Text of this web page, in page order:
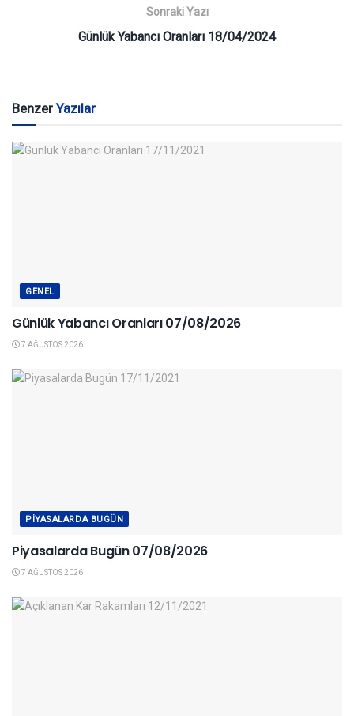
Sonraki Yazı
Günlük Yabancı Oranları 18/04/2024
BenzerYazılar
GENEL
Günlük Yabancı Oranları 07/08/2026
7 AĞUSTOS 2026
PIYASALARDA BUGÜN
Piyasalarda Bugün 07/08/2026
7 AĞUSTOS 2026